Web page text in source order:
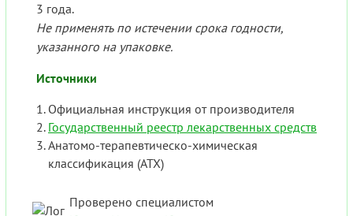
3 года.
Не применять по истечении срока годности,
указанного на упаковке.
Источники
Официальная инструкция от производителя
Государственный реестр лекарственных средств
Анатомо-терапевтическо-химическая
классификация (ATX)
Проверено специалистом